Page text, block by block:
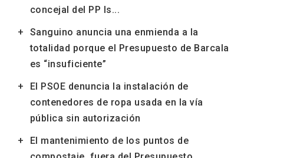
concejal del PP Is...
Sanguino anuncia una enmienda a la
totalidad porque el Presupuesto de Barcala
es “insuficiente”
El PSOE denuncia la instalación de
contenedores de ropa usada en la vía
pública sin autorización
El mantenimiento de los puntos de